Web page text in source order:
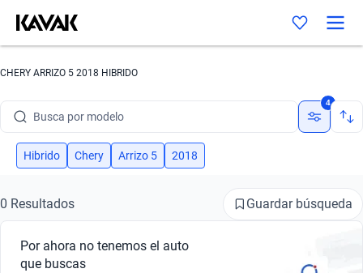
CHERY ARRIZO 5 2018 HIBRIDO
Busca por modelo
Busca por versión
Busca por marca
Busca por modelo
4
Hibrido Chery Arrizo 5 2018
0 Resultados Guardar búsqueda
Por ahora no tenemos el auto
que buscas